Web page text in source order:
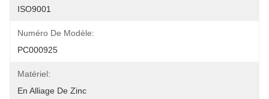
ISO9001
Numéro De Modèle:
PC000925
Matériel:
En Alliage De Zinc